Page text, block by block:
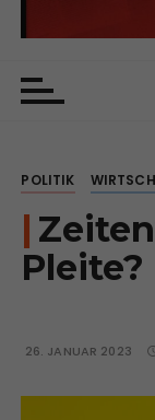
POLITIK
Pleite?
26. JANUAR 2023